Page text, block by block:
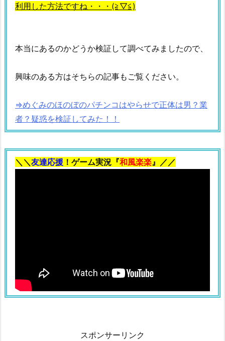
利用した方法ですね・・・(≧▽≦)
本当にあるのかどうか検証して調べてみましたので、
興味のある方はそちらの記事もご覧ください。
⇒めぐみのほのぼのパチンコはやらせで正体は男？業
者？疑惑を検証してみた！！
＼＼ 友達応援 ！ゲーム実況『和風楽楽 』／／
スポンサーリンク